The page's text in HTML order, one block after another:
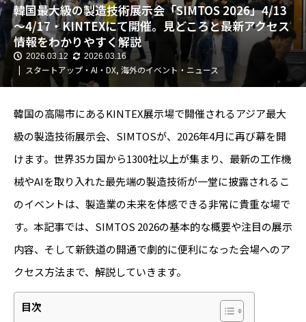
韓国最大級の製造技術展示会「SIMTOS 2026」4/13
～4/17・KINTEXにて開催。見どころと最新アクセス
情報をわかりやすく解説
2026.03.12 2026.03.16
スタートアップ・AI・DX, 海外のイベント・ニュース
韓国の高陽市にあるKINTEX展示場で開催されるアジア最大
級の製造技術展示会、SIMTOSが、2026年4月に再び幕を開
けます。世界35カ国から1300社以上が集まり、最新の工作機
械やAIを取り入れた最先端の製造技術が一堂に披露されるこ
のイベントは、製造業の未来を体感できる非常に貴重な場で
す。本記事では、SIMTOS 2026の基本的な概要や注目の展示
内容、そして新鉄道の開通で劇的に便利になった会場へのア
クセス方法まで、解説していきます。
目次